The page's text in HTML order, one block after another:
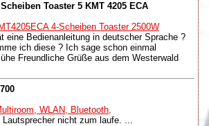
Toaster 5 KMT 4205 ECA
4-Scheiben Toaster 2500W
eine Bedienanleitung in deutscher Sprache ?
ich diese ? Ich sage schon einmal
Freundliche Grüße aus dem Westerwald
WLAN, Bluetooth,
nicht zum laufe. ...